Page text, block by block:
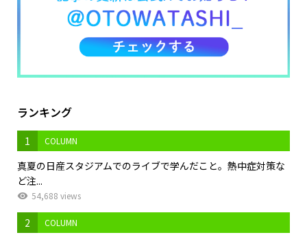
ランキング
1 COLUMN
真夏の日産スタジアムでのライブで学んだこと。熱中症対策な
ど注...
54,688 views
2 COLUMN